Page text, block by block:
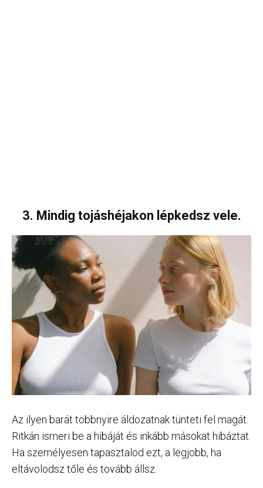
3. Mindig tojáshéjakon lépkedsz vele.
Az ilyen barát többnyire áldozatnak tünteti fel magát.
Ritkán ismeri be a hibáját és inkább másokat hibáztat.
Ha személyesen tapasztalod ezt, a legjobb, ha
eltávolodsz tőle és tovább állsz.